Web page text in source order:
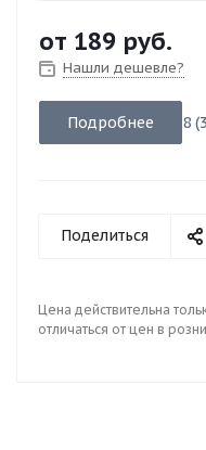
от 189 руб.
Нашли дешевле?
Подробнее 8
Поделиться
Цена действительна
отличаться от цен в